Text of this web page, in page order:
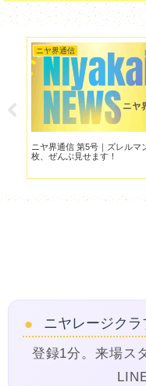
ニヤ界通信
ニヤ界通信 第5号｜ズレルマ
枚、ぜんぶ見せます！
ニヤレージク
登録1分。来場ス